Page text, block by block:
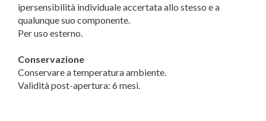
ipersensibilità individuale accertata allo stesso e a
qualunque suo componente.
Per uso esterno.
Conservazione
Conservare a temperatura ambiente.
Validità post-apertura: 6 mesi.